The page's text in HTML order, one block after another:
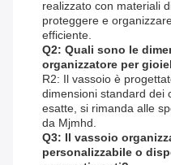
realizzato con materiali
proteggere e
efficiente.
Q2: Quali sono le
organizzatore per
R2: Il vassoio è
dimensioni standard dei
esatte, si rimanda alle
da Mjmhd.
Q3: Il vassoio
personalizzabile o